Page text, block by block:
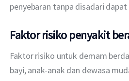
penyebaran tanpa disadari
Faktor risiko penyakit
Faktor risiko untuk demam
bayi, anak-anak dan dewasa